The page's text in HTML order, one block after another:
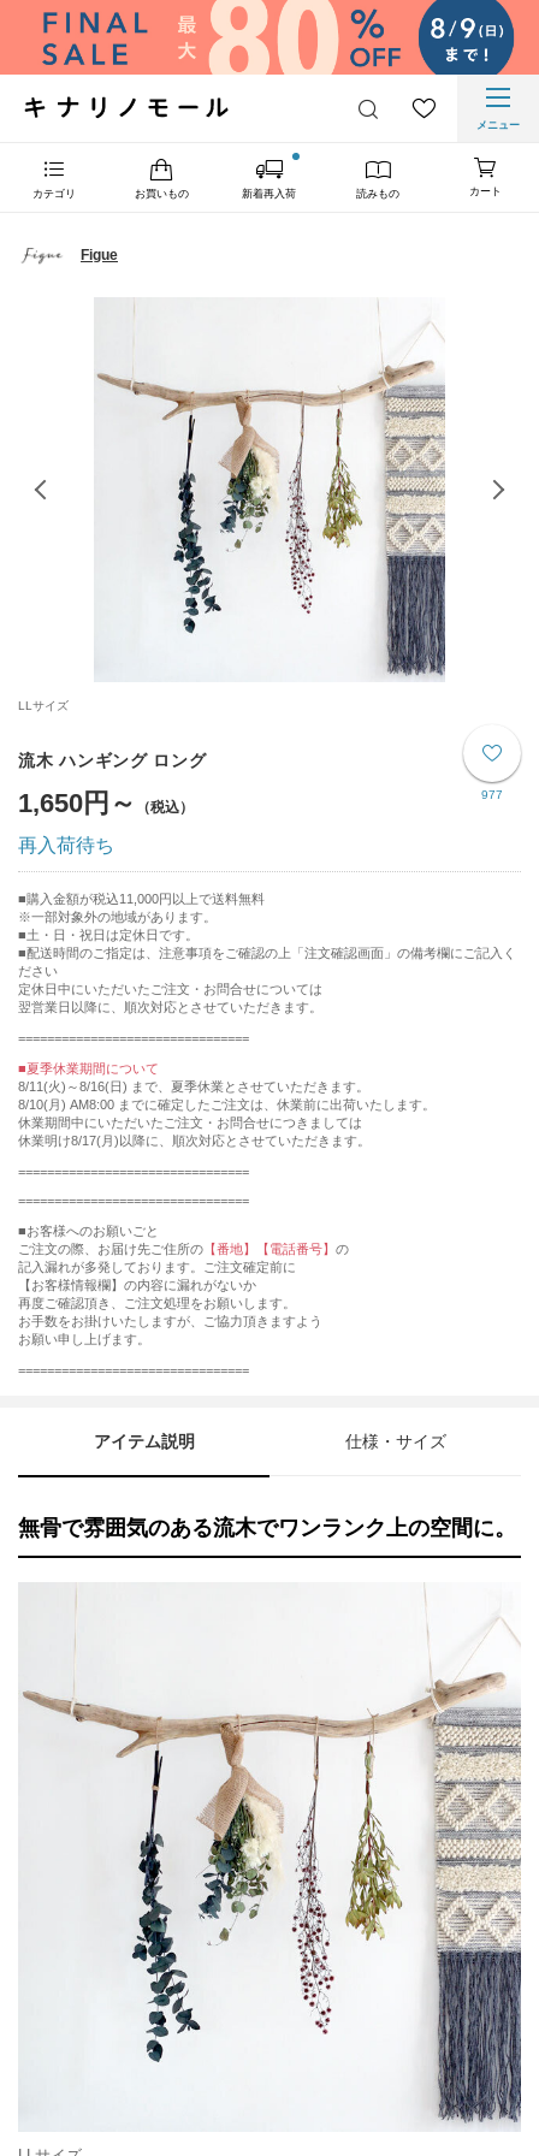
メニュー
カテゴリ お買いもの 新着再入荷 読みもの カート
Figue
LLサイズ
977
流木 ハンギング ロング
1,650円～
再入荷待ち
購入金額が税込11,000円以上で送料無料
※一部対象外の地域があります。
土・日・祝日は定休日です。
■配送時間のご指定は、注意事項をご確認の上「注文確認画面」の備考欄にご記入く
ださい
定休日中にいただいたご注文・お問合せについては
翌営業日以降に、順次対応とさせていただきます。
================================
■夏季休業期間について
8/11(火)～8/16(日) まで、夏季休業とさせていただきます。
8/10(月) AM8:00 までに確定したご注文は、休業前に出荷いたします。
休業期間中にいただいたご注文・お問合せにつきましては
休業明け8/17(月)以降に、順次対応とさせていただきます。
================================
================================
■お客様へのお願いごと
ご注文の際、お届け先ご住所の 【番地】【電話番号】 の
記入漏れが多発しております。ご注文確定前に
【お客様情報欄】の内容に漏れがないか
再度ご確認頂き、ご注文処理をお願いします。
お手数をお掛けいたしますが、ご協力頂きますよう
お願い申し上げます。
================================
アイテム説明 仕様・サイズ
無骨で雰囲気のある流木でワンランク上の空間に。